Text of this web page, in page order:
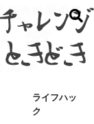
ライフハッ
ク